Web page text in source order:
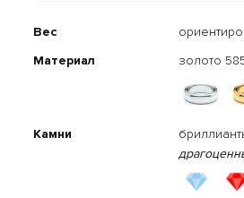
Вес
Материал
золото
Камни